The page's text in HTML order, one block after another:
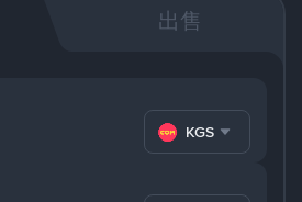
出售
KGS